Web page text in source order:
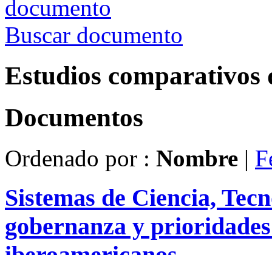
Buscar documento
Estudios
Documentos
Ordenado por : Nombre |
Sistemas de Ciencia,
gobernanza y